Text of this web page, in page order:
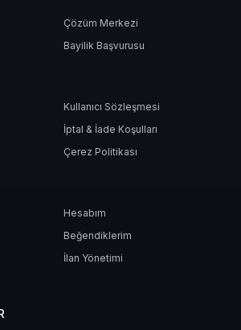
oynanabilecek en iyi
Çözüm Merkezi
Bayilik Başvurusu
Kullanıcı Sözleşmesi
İptal & İade Koşulları
Çerez Politikası
Hesabım
Beğendiklerim
İlan Yönetimi